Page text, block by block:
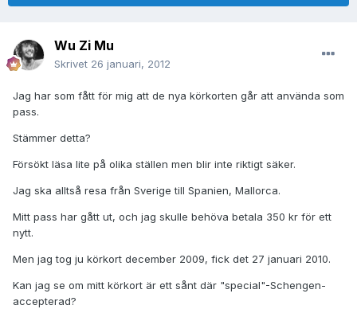
Wu Zi Mu
Skrivet 26 januari, 2012
Jag har som fått för mig att de nya körkorten går att använda som
pass.
Stämmer detta?
Försökt läsa lite på olika ställen men blir inte riktigt säker.
Jag ska alltså resa från Sverige till Spanien, Mallorca.
Mitt pass har gått ut, och jag skulle behöva betala 350 kr för ett
nytt.
Men jag tog ju körkort december 2009, fick det 27 januari 2010.
Kan jag se om mitt körkort är ett sånt där "special"-Schengen-
accepterad?